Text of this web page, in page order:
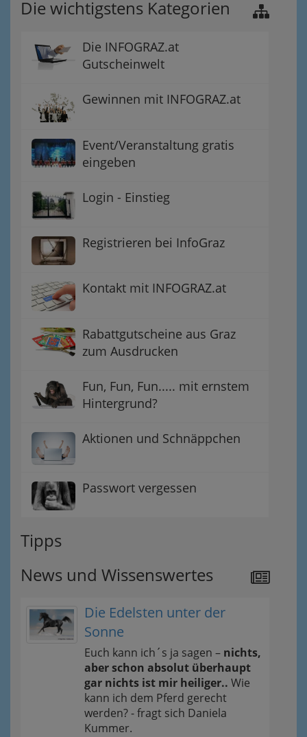
Die wichtigstens Kategorien
Die INFOGRAZ.at
Gutscheinwelt
Gewinnen mit INFOGRAZ.at
Event/Veranstaltung gratis
eingeben
Login - Einstieg
Registrieren bei InfoGraz
Kontakt mit INFOGRAZ.at
Rabattgutscheine aus Graz
zum Ausdrucken
Fun, Fun, Fun..... mit ernstem
Hintergrund?
Aktionen und Schnäppchen
Passwort vergessen
Tipps
News und Wissenswertes
Die Edelsten unter der
Sonne
Euch kann ich´s ja sagen – nichts,
aber schon absolut überhaupt
gar nichts ist mir heiliger.. Wie
kann ich dem Pferd gerecht
werden? - fragt sich Daniela
Kummer.